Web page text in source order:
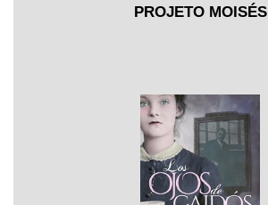
PROJETO MOISÉS